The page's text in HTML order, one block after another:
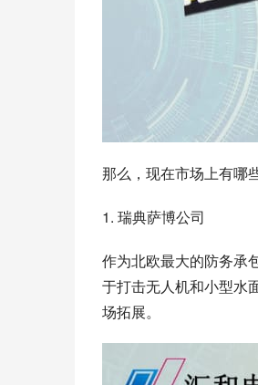
那么，现在市场上有哪
1. 瑞典萨博公司
作为北欧最大的防务承
于打击无人机和小型水
场拓展。